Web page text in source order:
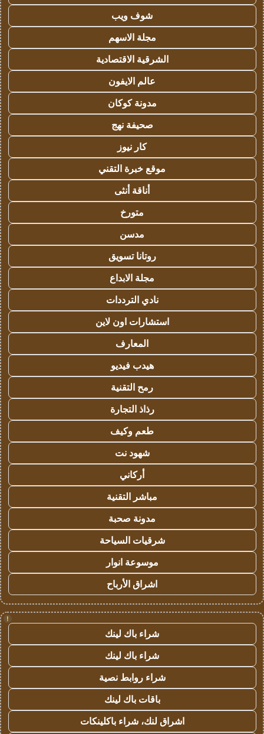
شوف ويب
مجلة الاسهم
الشرقية الاقتصادية
عالم الايفون
مدونة كوكان
صحيفة نهج
كار نيوز
موقع خبرة التقني
أناقة أنثى
متورخ
مدسن
روتانا تسويق
مجلة الابداع
نادي الترددات
استشارات اون لاين
المعارف
هيدب فيديو
رمح التقنية
رذاذ التجارة
طعم وكيف
شهود نت
أركاني
مباشر التقنية
مدونة صحبة
شرقيات السياحة
موسوعة انوار
اشراق الأرباح
!
شراء باك لينك
شراء باك لينك
شراء روابط نصية
باقات باك لينك
اشراق لنك، شراء باكلينكات